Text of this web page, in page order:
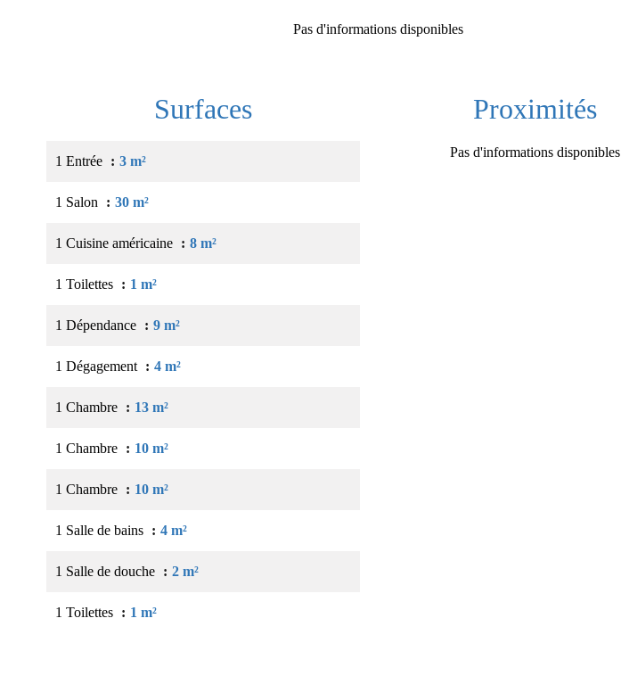
Pas d'informations disponibles
Surfaces
1 Entrée 3 m²
1 Salon 30 m²
1 Cuisine américaine 8 m²
1 Toilettes 1 m²
1 Dépendance 9 m²
1 Dégagement 4 m²
1 Chambre 13 m²
1 Chambre 10 m²
1 Chambre 10 m²
1 Salle de bains 4 m²
1 Salle de douche 2 m²
1 Toilettes 1 m²
Proximités
Pas d'informations disponibles